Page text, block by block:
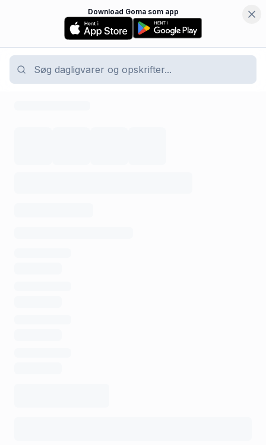
Download Goma som app